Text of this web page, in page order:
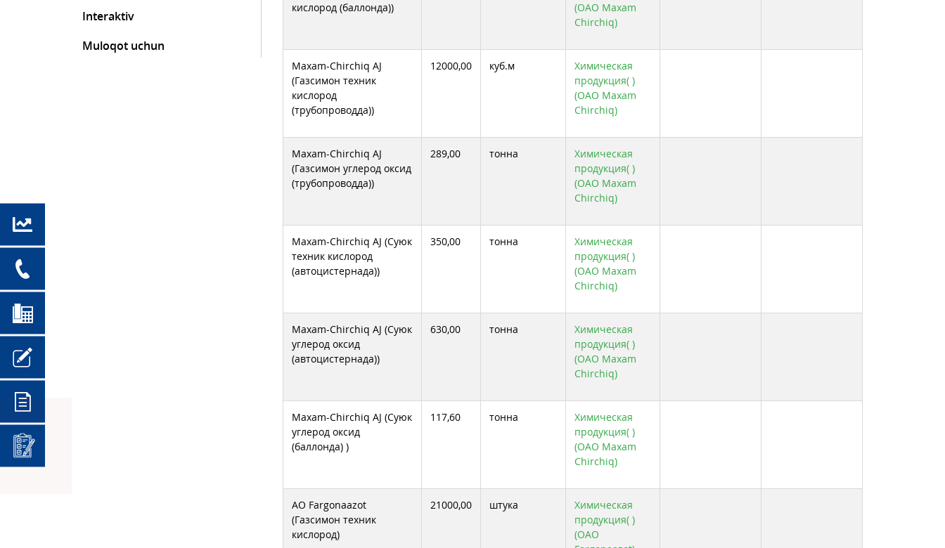
Interaktiv
Muloqot uchun
кислород (баллонда))
(ОАО Maxam
Chirchiq)
Maxam-Chirchiq AJ
(Газсимон техник
кислород
(трубопроводда))
12000,00 куб.м
Химическая
продукция( )
(ОАО Maxam
Chirchiq)
Maxam-Chirchiq AJ
(Газсимон углерод оксид
(трубопроводда))
289,00 тонна
Химическая
продукция( )
(ОАО Maxam
Chirchiq)
Maxam-Chirchiq AJ (Суюк
техник кислород
(автоцистернада))
350,00 тонна
Химическая
продукция( )
(ОАО Maxam
Chirchiq)
Maxam-Chirchiq AJ (Суюк
углерод оксид
(автоцистернада))
630,00 тонна
Химическая
продукция( )
(ОАО Maxam
Chirchiq)
Maxam-Chirchiq AJ (Суюк
углерод оксид
(баллонда) )
117,60 тонна
Химическая
продукция( )
(ОАО Maxam
Chirchiq)
АО Fargonaazot
(Газсимон техник
кислород)
21000,00 штука
Химическая
продукция( )
(ОАО